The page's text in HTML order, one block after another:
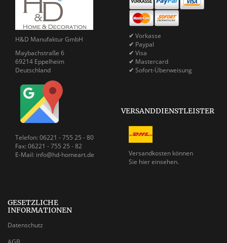
H&D Manufaktur GmbH
Maybachstraße 6
69214 Eppelheim
Deutschland
Telefon: 06221 - 755 25 - 80
Fax: 06221 - 755 25 - 82
E-Mail: info@hd-homeart.de
✔ Vorkasse
✔ Paypal
✔ Visa
✔ Mastercard
✔ Sofort-Überweisung
VERSANDDIENSTLEISTER
Versandkosten können
Sie hier einsehen.
GESETZLICHE
INFORMATIONEN
Datenschutz